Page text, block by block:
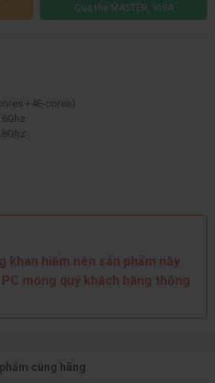
Qua thẻ MASTER, VISA
+4E-cores)
Graphics 770
khan hiếm nên sản phẩm này
mong quý khách hàng thông
cùng hãng